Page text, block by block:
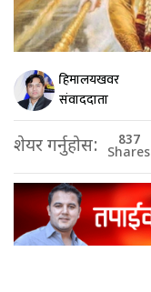
हिमालयखवर
संवाददाता
शेयर गर्नुहोस: 837
Shares